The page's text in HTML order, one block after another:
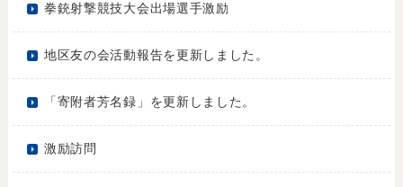
拳銃射撃競技大会出場選手激励
地区友の会活動報告を更新しました。
「寄附者芳名録」を更新しました。
激励訪問